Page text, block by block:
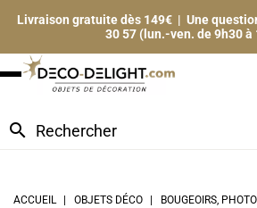
Livraison gratuite dès 149€ | Une
30 57 (lun.-ven. de 9h30 à
search
ACCUEIL OBJETS DÉCO
BOUGEOIRS,